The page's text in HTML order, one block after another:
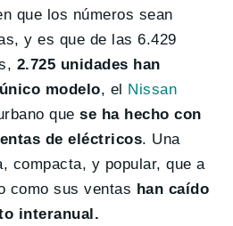
que los números sean
y es que de las 6.429
2.725 unidades han
modelo, el
Nissan
quese ha hecho con
de eléctricos. Una
compacta, y popular, que a
como sus ventas han caído
interanual.